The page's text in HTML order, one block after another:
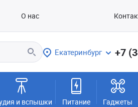
О нас
Екатеринбург +7
и вспышки Питание Гаджеты